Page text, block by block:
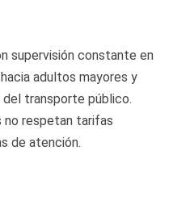
supervisión constante en
adultos mayores y
transporte público.
no respetan tarifas
de atención.